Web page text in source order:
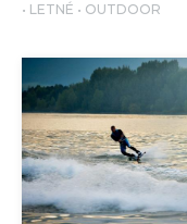
LETNÉ
OUTDOOR